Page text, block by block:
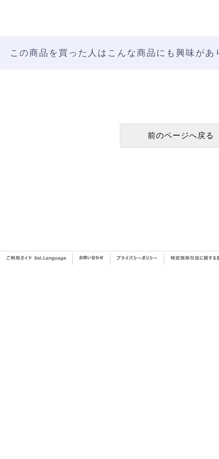
この商品を買った人はこんな商品にも興味があ